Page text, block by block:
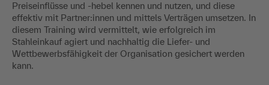
Preiseinflüsse und -hebel kennen und nutzen, und diese
effektiv mit Partner:innen und mittels Verträgen umsetzen. In
diesem Training wird vermittelt, wie erfolgreich im
Stahleinkauf agiert und nachhaltig die Liefer- und
Wettbewerbsfähigkeit der Organisation gesichert werden
kann.